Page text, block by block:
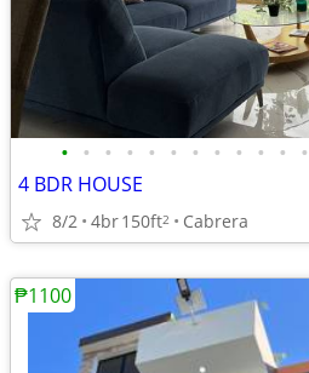
• • • • • • • • • • • •
4 BDR HOUSE
8/2 4br150ft2 Cabrera
₱1100